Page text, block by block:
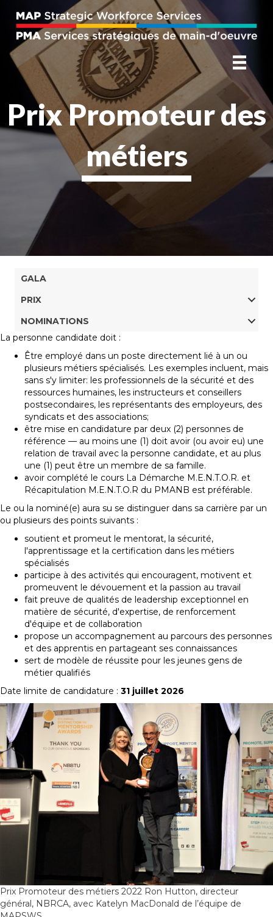
Prix Promoteur des
métiers
GALA
PRIX
NOMINATIONS
La personne candidate doit :
Être employé dans un poste directement lié à un ou
plusieurs métiers spécialisés. Les exemples incluent, mais
sans s'y limiter: les professionnels de la sécurité et des
ressources humaines, les instructeurs et conseillers
postsecondaires, les représentants des employeurs, des
syndicats et des associations;
être mise en candidature par deux (2) personnes de
référence — au moins une (1) doit avoir (ou avoir eu) une
relation de travail avec la personne candidate, et au plus
une (1) peut être un membre de sa famille.
avoir complété le cours La Démarche M.E.N.T.O.R. et
Récapitulation M.E.N.T.O.R du PMANB est préférable.
Le ou la nominé(e) aura su se distinguer dans sa carrière par un
ou plusieurs des points suivants :
soutient et promeut le mentorat, la sécurité,
l'apprentissage et la certification dans les métiers
spécialisés
participe à des activités qui encouragent, motivent et
promeuvent le dévouement et la passion au travail
fait preuve de qualités de leadership exceptionnel en
matière de sécurité, d'expertise, de renforcement
d'équipe et de collaboration
propose un accompagnement au parcours des personnes
et des apprentis en partageant ses connaissances
sert de modèle de réussite pour les jeunes gens de
métier qualifiés
Date limite de candidature : 31 juillet 2026
Prix Promoteur des métiers 2022 Ron Hutton, directeur
général, NBRCA, avec Katelyn MacDonald de l’équipe de